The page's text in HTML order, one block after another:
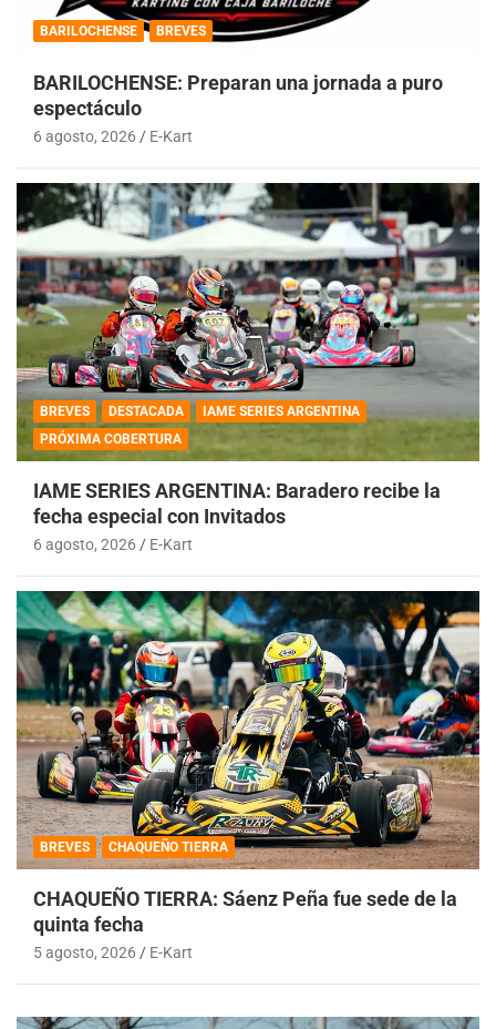
BARILOCHENSE BREVES
BARILOCHENSE: Preparan una jornada a puro
espectáculo
6 agosto, 2026 E-Kart
BREVES DESTACADA
IAME SERIES ARGENTINA
PRÓXIMA COBERTURA
IAME SERIES ARGENTINA: Baradero recibe la
fecha especial con Invitados
6 agosto, 2026 E-Kart
BREVES CHAQUEÑO TIERRA
CHAQUEÑO TIERRA: Sáenz Peña fue sede de la
quinta fecha
5 agosto, 2026 E-Kart